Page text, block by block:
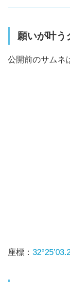
願いが叶う
公開前のサムネ
座標：